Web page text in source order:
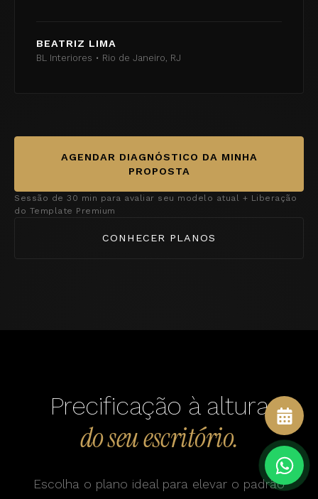
BEATRIZ LIMA
BL Interiores • Rio de Janeiro, RJ
AGENDAR DIAGNÓSTICO DA MINHA
PROPOSTA
Sessão de 30 min para avaliar seu modelo atual + Liberação
do Template Premium
CONHECER PLANOS
Precificação à altura
do seu escritório.
Escolha o plano ideal para elevar o padrão